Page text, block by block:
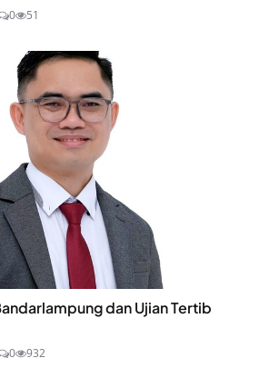
0 51
dan Ujian Tertib
0 932